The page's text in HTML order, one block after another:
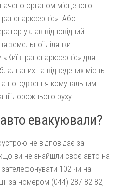
органом місцевого
Або
уклав відповідний
земельної ділянки
для
та відведених місць
погодження комунальним
дорожнього руху.
евакуювали?
не відповідає за
ви не знайшли своє авто на
зателефонувати 102 чи на
за номером (044) 287-82-82,